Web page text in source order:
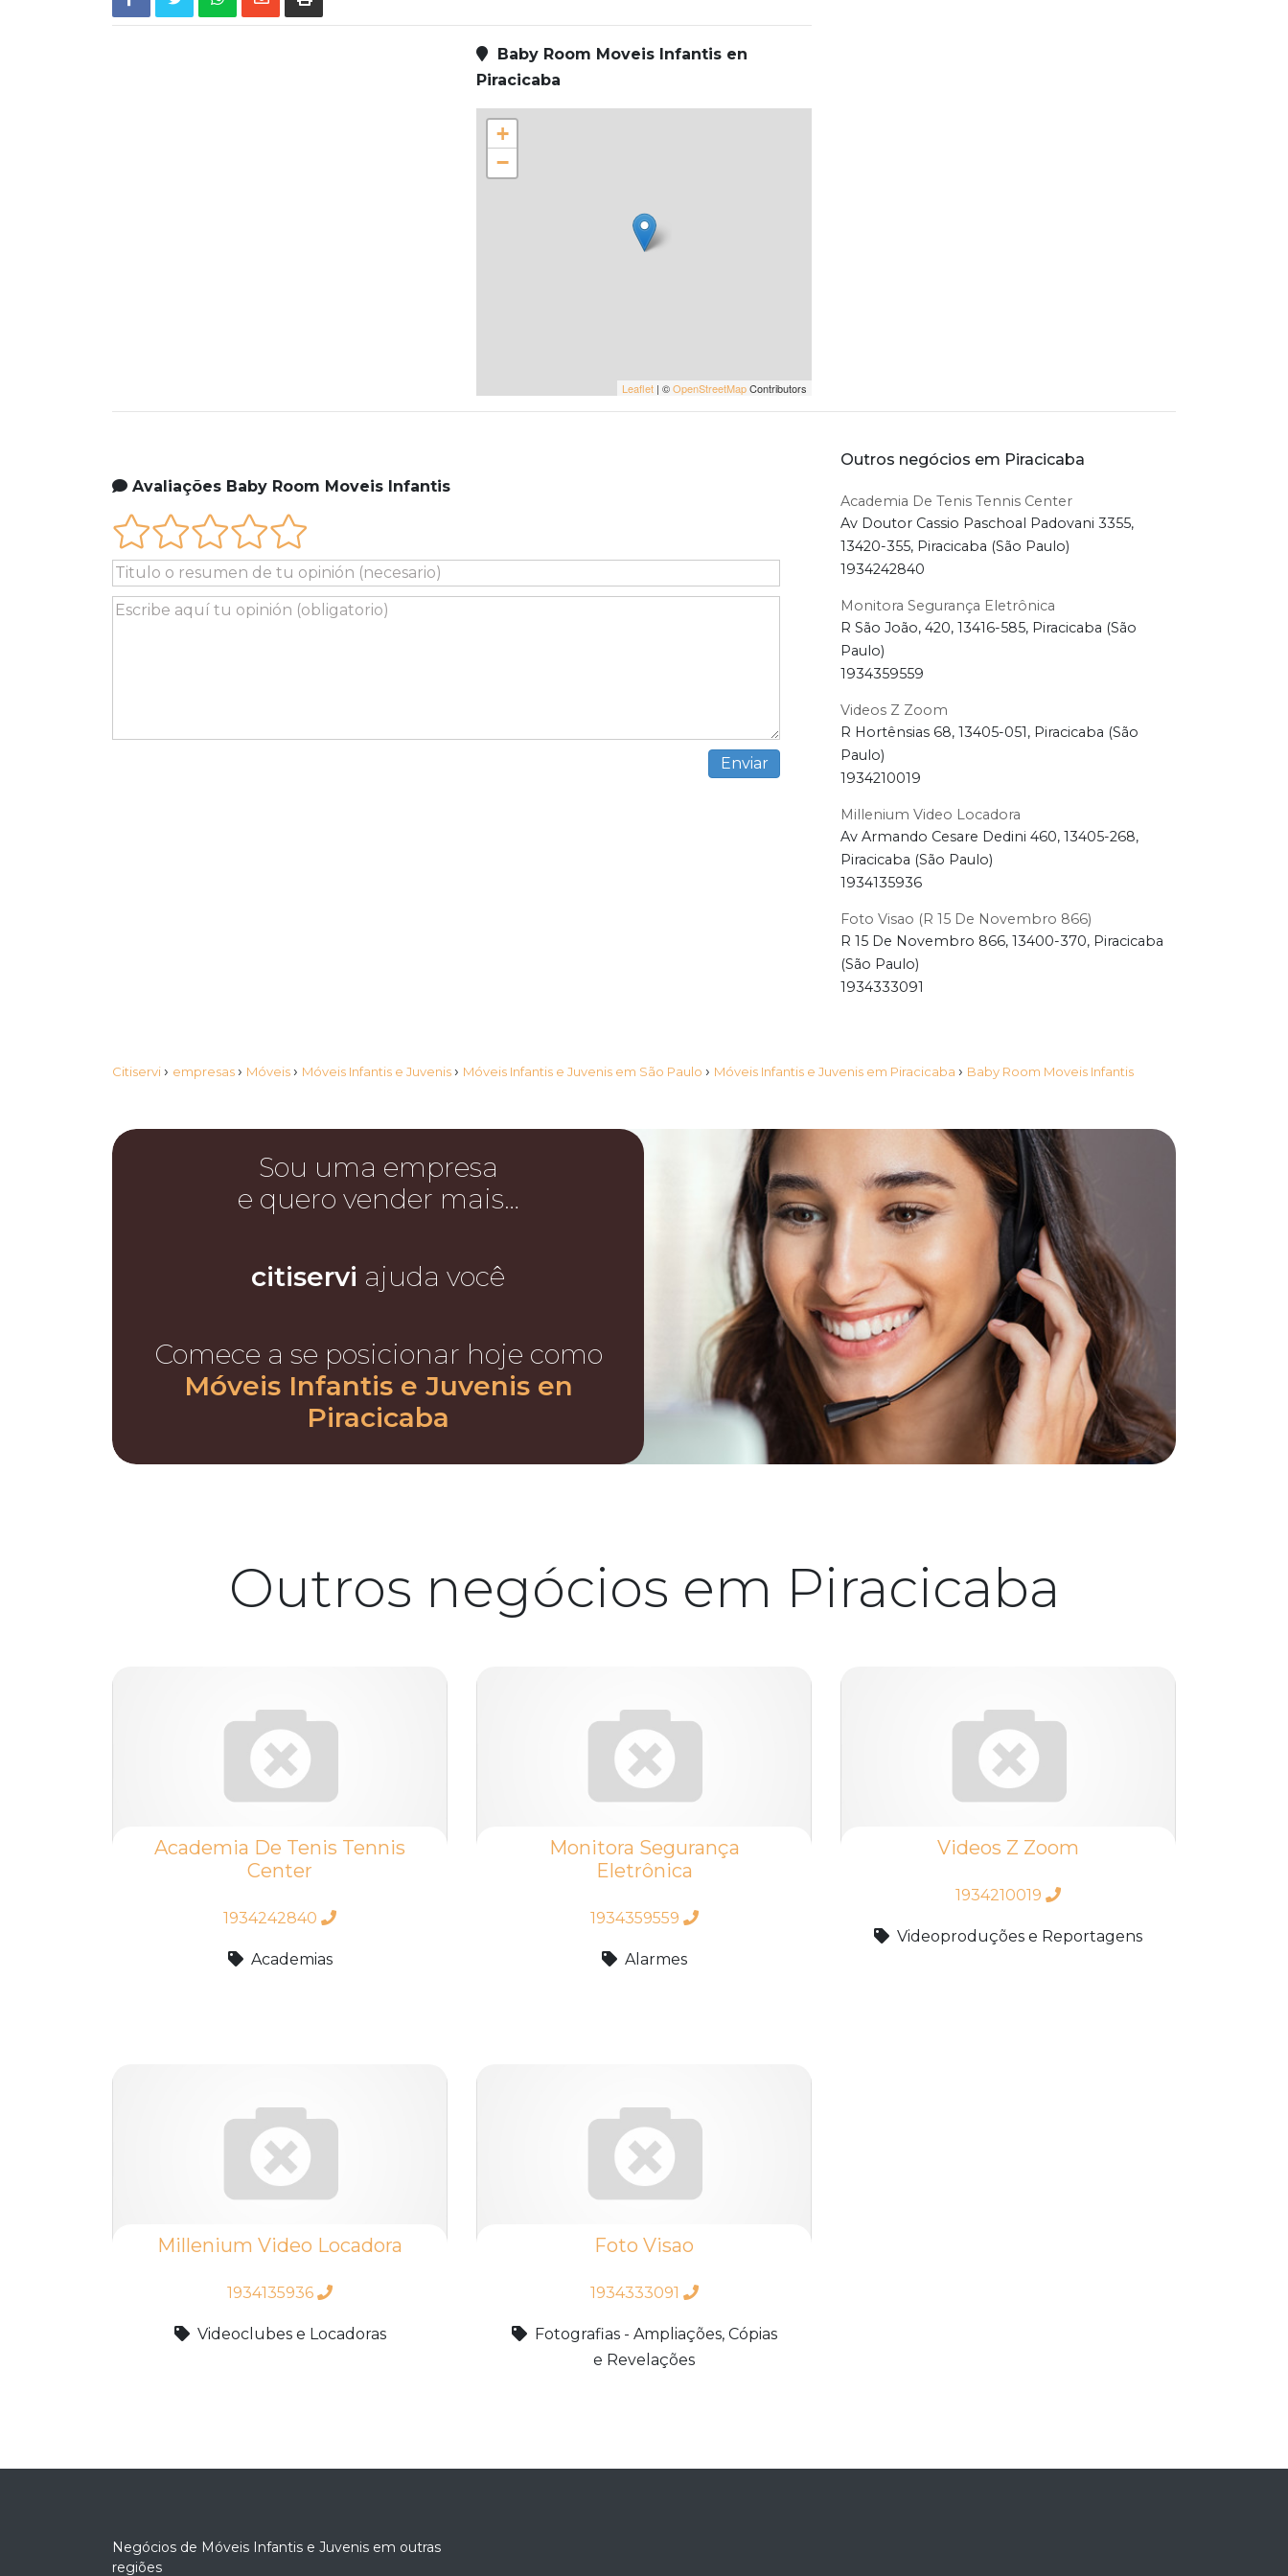
Baby Room Moveis Infantis en
Piracicaba
+
−
Leaflet | ©OpenStreetMapContributors
Avaliações Baby Room Moveis Infantis
Outros negócios em Piracicaba
Academia De Tenis Tennis Center
Av Doutor Cassio Paschoal Padovani 3355,
13420-355, Piracicaba (São Paulo)
1934242840
Monitora Segurança Eletrônica
R São João, 420, 13416-585, Piracicaba (São
Paulo)
1934359559
Videos Z Zoom
R Hortênsias 68, 13405-051, Piracicaba (São
Paulo)
1934210019
Millenium Video Locadora
Av Armando Cesare Dedini 460, 13405-268,
Piracicaba (São Paulo)
1934135936
Foto Visao (R 15 De Novembro 866)
R 15 De Novembro 866, 13400-370, Piracicaba
(São Paulo)
1934333091
Citiservi › empresas › Móveis › Móveis Infantis e Juvenis › Móveis Infantis e Juvenis em São Paulo › Móveis Infantis e Juvenis em Piracicaba › Baby Room Moveis Infantis
Sou uma empresa
e quero vender mais…
citiservi ajuda você
Comece a se posicionar hoje como
Móveis Infantis e Juvenis en
Piracicaba
Outros negócios em Piracicaba
Academia De Tenis Tennis
Center
1934242840
Academias
Monitora Segurança
Eletrônica
1934359559
Alarmes
Videos Z Zoom
1934210019
Videoproduções e Reportagens
Millenium Video Locadora
1934135936
Videoclubes e Locadoras
Foto Visao
1934333091
Fotografias - Ampliações, Cópias
e Revelações
Negócios de Móveis Infantis e Juvenis em outras
regiões